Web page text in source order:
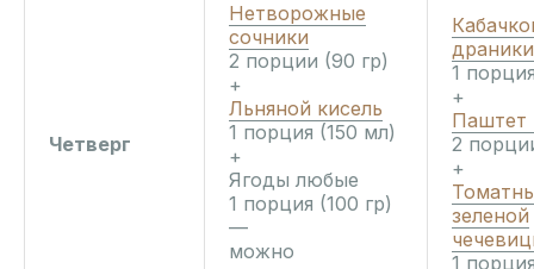
Четверг
Нетворожные
сочники
2 порции (90 гр)
+
Льняной кисель
1 порция (150 мл)
+
Ягоды любые
1 порция (100 гр)
—
можно
драники
1
+
Паштет
2
+
зеленой
1